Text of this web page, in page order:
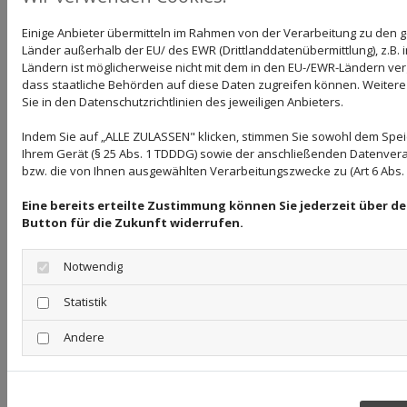
einzelne Formulierungen dieses Textes der
geltenden Rechtslage nicht, nicht mehr oder nicht
vollständig entsprechen sollten, bleiben die übrigen
Teile des Dokumentes in ihrem Inhalt und ihrer
Gültigkeit davon unberührt.
Hinweis zur Barrierefreiheit
Wir bemühen uns, unsere digitalen Inhalte
Barrierefreie-Informationstechnik-Verordnung
(BITV) anzubieten. Sollten Sie dennoch auf Barrieren
stoßen, wenden Sie sich bitte an schmidt@der-flotte-
hobel.de.
Einige Anbieter übermitteln im Rahmen von der Verarbeitung zu den
Länder außerhalb der EU/ des EWR (Drittlanddatenübermittlung),
Ländern ist möglicherweise nicht mit dem in den EU-/EWR-Ländern
dass staatliche Behörden auf diese Daten zugreifen können.
Sie in den Datenschutzrichtlinien des jeweiligen Anbieters.
Indem Sie auf „ALLE ZULASSEN" klicken, stimmen Sie sowohl dem
Ihrem Gerät (§ 25 Abs. 1 TDDDG) sowie der anschließenden
bzw. die von Ihnen ausgewählten Verarbeitungszwecke zu (Art 6 Abs.
Eine bereits erteilte Zustimmung können Sie jederzeit über
Button für die Zukunft widerrufen.
Notwendig
Statistik
Andere